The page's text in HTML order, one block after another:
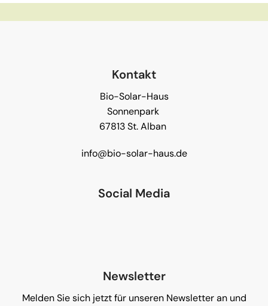
Kontakt
Bio-Solar-Haus
Sonnenpark
67813 St. Alban
info@bio-solar-haus.de
Social Media
Newsletter
Melden Sie sich jetzt für unseren Newsletter an und